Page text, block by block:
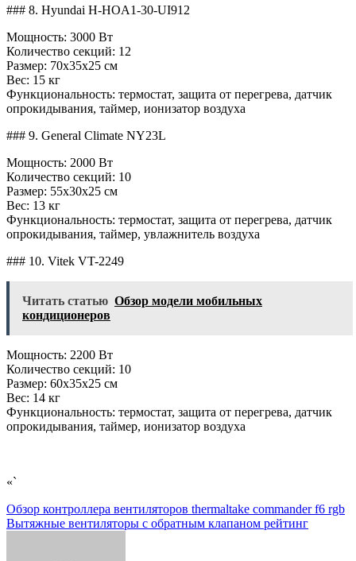
### 8. Hyundai H-HOA1-30-UI912
Мощность: 3000 Вт
Количество секций: 12
Размер: 70x35x25 см
Вес: 15 кг
Функциональность: термостат, защита от перегрева, датчик
опрокидывания, таймер, ионизатор воздуха
### 9. General Climate NY23L
Мощность: 2000 Вт
Количество секций: 10
Размер: 55x30x25 см
Вес: 13 кг
Функциональность: термостат, защита от перегрева, датчик
опрокидывания, таймер, увлажнитель воздуха
### 10. Vitek VT-2249
Читать статью Обзор модели мобильных
кондиционеров
Мощность: 2200 Вт
Количество секций: 10
Размер: 60x35x25 см
Вес: 14 кг
Функциональность: термостат, защита от перегрева, датчик
опрокидывания, таймер, ионизатор воздуха
«`
Навигация
по
Обзор контроллера вентиляторов thermaltake commander f6 rgb
Вытяжные вентиляторы с обратным клапаном рейтинг